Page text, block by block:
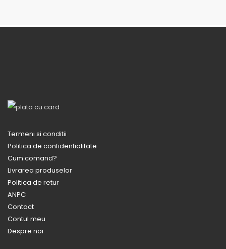
Termeni si conditii
Politica de confidentialitate
Cum comand?
Livrarea produselor
Politica de retur
ANPC
Contact
Contul meu
Despre noi